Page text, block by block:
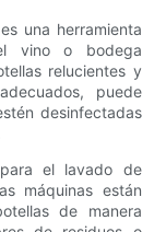
una herramienta
vino o bodega
relucientes y
puede
desinfectadas
el lavado de
máquinas están
de manera